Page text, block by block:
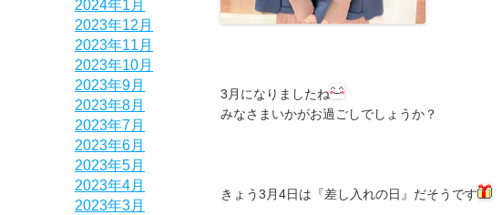
2024年1月
2023年12月
2023年11月
2023年10月
2023年9月
2023年8月
2023年7月
2023年6月
2023年5月
2023年4月
2023年3月
3月になりましたね
みなさまいかがお過ごしでしょうか？
きょう3月4日は『差し入れの日』だそうです